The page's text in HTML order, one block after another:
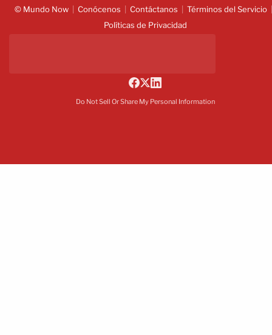
© Mundo Now Conócenos Contáctanos
Términos del Servicio
Políticas de Privacidad
Do Not Sell Or Share My Personal Information